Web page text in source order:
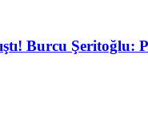
Burcu